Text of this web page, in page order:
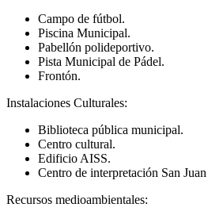
Campo de fútbol.
Piscina Municipal.
Pabellón polideportivo.
Pista Municipal de Pádel.
Frontón.
Instalaciones Culturales:
Biblioteca pública municipal.
Centro cultural.
Edificio AISS.
Centro de interpretación San
Recursos medioambientales: